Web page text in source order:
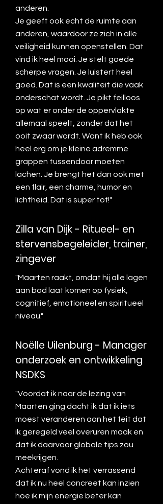
anderen.
Je geeft ook echt de ruimte aan
anderen, waardoor ze zich in alle
veiligheid kunnen openstellen. Dat
vind ik heel mooi. Je stelt goede
scherpe vragen. Je luistert heel
goed. Dat is een kwaliteit die vaak
onderschat wordt. Je pikt feilloos
op wat er onder de oppervlakte
allemaal speelt, zonder dat het
ooit zwaar wordt. Want ik heb ook
heel erg om je kleine adremme
grappen tussendoor moeten
lachen. Je brengt het dan ook met
een flair, een charme, humor en
lichtheid. Dat is super tof!"
Zilla van Dijk - Ritueel- en
stervensbegeleider, trainer,
zingever
"Maarten raakt, omdat hij alle lagen
aan bod laat komen op fysiek,
cognitief, emotioneel en spiritueel
niveau."
Noëlle Uilenburg - Manager
onderzoek en ontwikkeling
NSDKS
"Voordat ik naar de lezing van
Maarten ging dacht ik dat ik iets
moest veranderen aan het feit dat
ik geregeld veel overuren maak en
dat ik daarvoor globale tips zou
meekrijgen.
Achteraf vond ik het verrassend
dat ik nu heel concreet kan inzien
hoe ik mijn energie beter kan